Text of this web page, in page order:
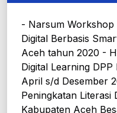
- Narsum Workshop
Digital Berbasis
Aceh tahun 2020 -
Digital Learning
April s/d Desember
Peningkatan Literasi
Kabupaten Aceh